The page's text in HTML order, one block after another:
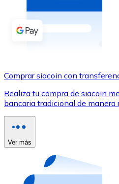
Comprar con efectivo
Transferencia SEPA
Utiliza tarjetas Visa y
Comprar con tarjeta
Compra tarjetas regalo
Comprar siacoin con
Realiza tu compra de siacoin
bancaria tradicional de manera
Ver más